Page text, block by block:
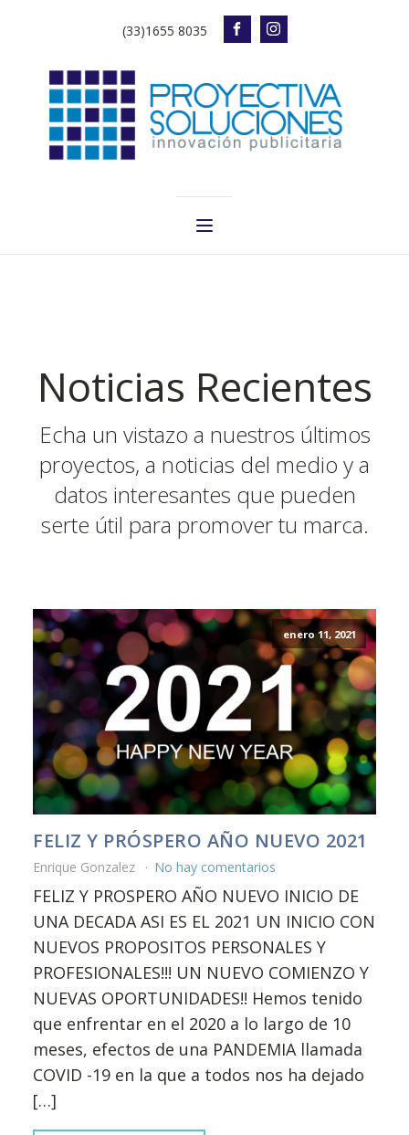
(33)1655 8035
Noticias Recientes
Echa un vistazo a nuestros últimos
proyectos, a noticias del medio y a
datos interesantes que pueden
serte útil para promover tu marca.
enero 11, 2021
FELIZ Y PRÓSPERO AÑO NUEVO 2021
Enrique Gonzalez No hay comentarios
FELIZ Y PROSPERO AÑO NUEVO INICIO DE
UNA DECADA ASI ES EL 2021 UN INICIO CON
NUEVOS PROPOSITOS PERSONALES Y
PROFESIONALES!!! UN NUEVO COMIENZO Y
NUEVAS OPORTUNIDADES!! Hemos tenido
que enfrentar en el 2020 a lo largo de 10
meses, efectos de una PANDEMIA llamada
COVID -19 en la que a todos nos ha dejado
[…]